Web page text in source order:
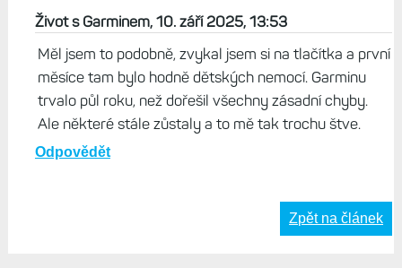
AMOLED je to zpoždění tak dvě sekundy -
procentech případů se to nepovede na poprvé.
AMOLED zase vede parádním kontrastem a mapy
na něm vypadají fakt líp. Mně ve výsledku vyhovují
AMOLED s tím jasnějším displejem víc, ale rád bych
měl AOD. Jenže pak je to hodně na úkor baterie.